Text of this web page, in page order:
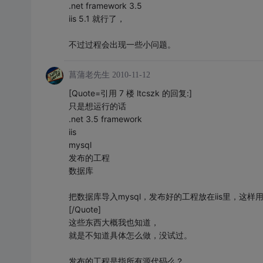
.net framework 3.5
iis 5.1 就行了，
不过过程会出现一些小问题。
菖蒲老先生 2010-11-12
[Quote=引用 7 楼 ltcszk 的回复:]
只是想运行的话
.net 3.5 framework
iis
mysql
发布的工程
数据库
把数据库导入mysql，发布好的工程放在iis里，这样
[/Quote]
这些东西大概我也知道，
就是不知道具体怎么做，没试过。
发布的工程是指所有源代码么？